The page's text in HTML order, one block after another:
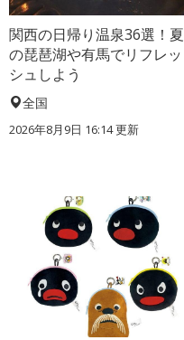
関西の日帰り温泉36選！夏
の琵琶湖や有馬でリフレッ
シュしよう
全国
2026年8月9日 16:14更新